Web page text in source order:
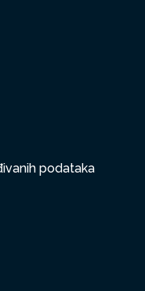
podataka